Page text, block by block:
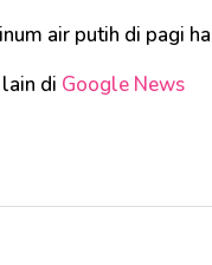
air putih di pagi
di Google News